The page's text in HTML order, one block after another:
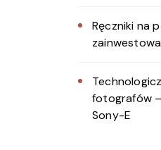
Ręczniki na
fotografów
Sony-E